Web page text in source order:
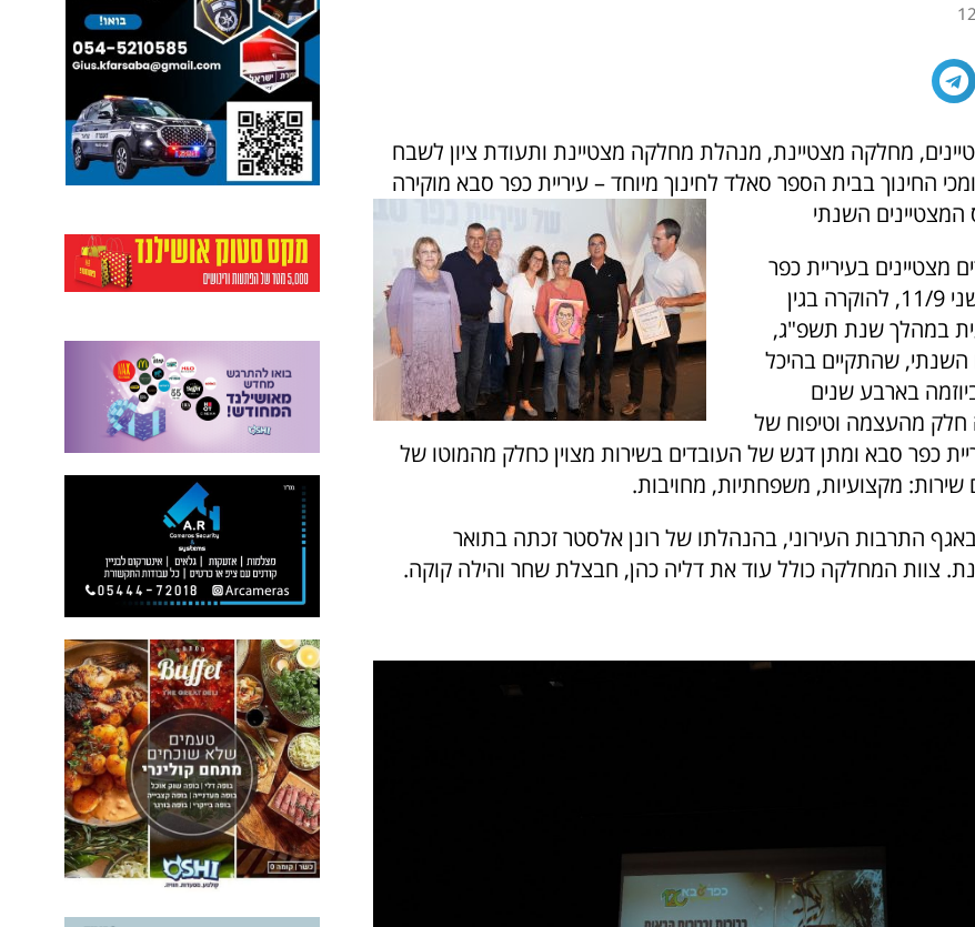
מחלקה מצטיינת, מנהלת מחלקה מצטיינת ותעודת ציון לשבח
החינוך בבית הספר סאלד לחינוך מיוחד – עיריית כפר סבא מוקירה
השנתי
מצטיינים בעיריית כפר
סבא זכו אתמול, שני 11/9, להוקרה בגין
במהלך שנת תשפ"ג,
שהתקיים בהיכל
בארבע שנים
חלק מהעצמה וטיפוח של
כפר סבא ומתן דגש של העובדים בשירות מצוין כחלק מהמוטו של
שירות: מקצועיות, משפחתיות, מחויבות.
התרבות העירוני, בהנהלתו של רונן אלסטר זכתה בתואר
צוות המחלקה כולל עוד את דליה כהן, חבצלת שחר והילה קוקה.